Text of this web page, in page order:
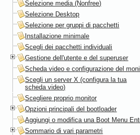
Selezione media (Nonfree)
Selezione Desktop
Selezione per gruppi di pacchetti
Installazione minimale
Scegli dei pacchetti individuali
Gestione dell'utente e del superuser
Scheda video e configurazione del
Scegli un server X (configura la tua
scheda video)
Scegliere proprio monitor
Opzioni principali del bootloader
Aggiungi o modifica una Boot Menu
Sommario di vari parametri